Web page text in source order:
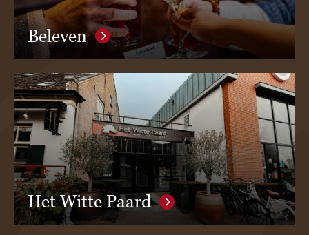
Beleven
Het Witte Paard